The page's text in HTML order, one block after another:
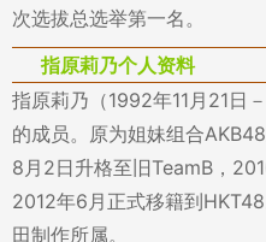
次选拔总选举第一名。
指原莉乃个人资料
指原莉乃（1992年11月21日
的成员。原为姐妹组合
8月2日升格至旧TeamB，
2012年6月正式移籍到
田制作所属。